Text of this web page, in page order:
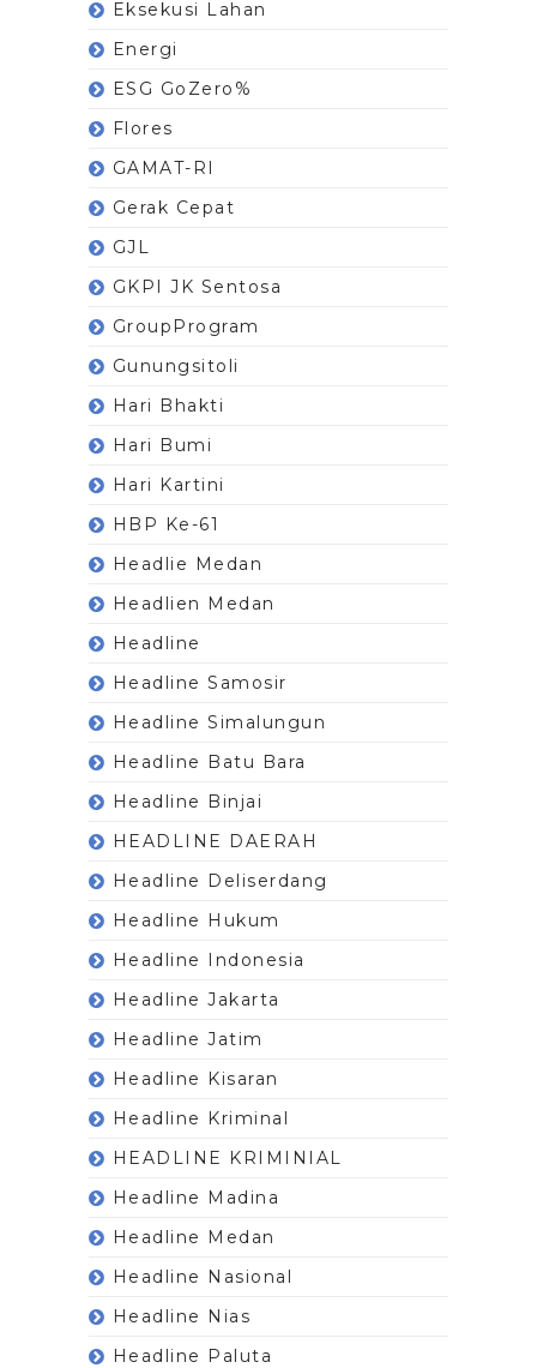
Eksekusi Lahan
Energi
ESG GoZero%
Flores
GAMAT-RI
Gerak Cepat
GJL
GKPI JK Sentosa
GroupProgram
Gunungsitoli
Hari Bhakti
Hari Bumi
Hari Kartini
HBP Ke-61
Headlie Medan
Headlien Medan
Headline
Headline Samosir
Headline Simalungun
Headline Batu Bara
Headline Binjai
HEADLINE DAERAH
Headline Deliserdang
Headline Hukum
Headline Indonesia
Headline Jakarta
Headline Jatim
Headline Kisaran
Headline Kriminal
HEADLINE KRIMINIAL
Headline Madina
Headline Medan
Headline Nasional
Headline Nias
Headline Paluta